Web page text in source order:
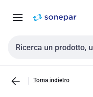
navigazione alla
Cerca input
Torna indietro